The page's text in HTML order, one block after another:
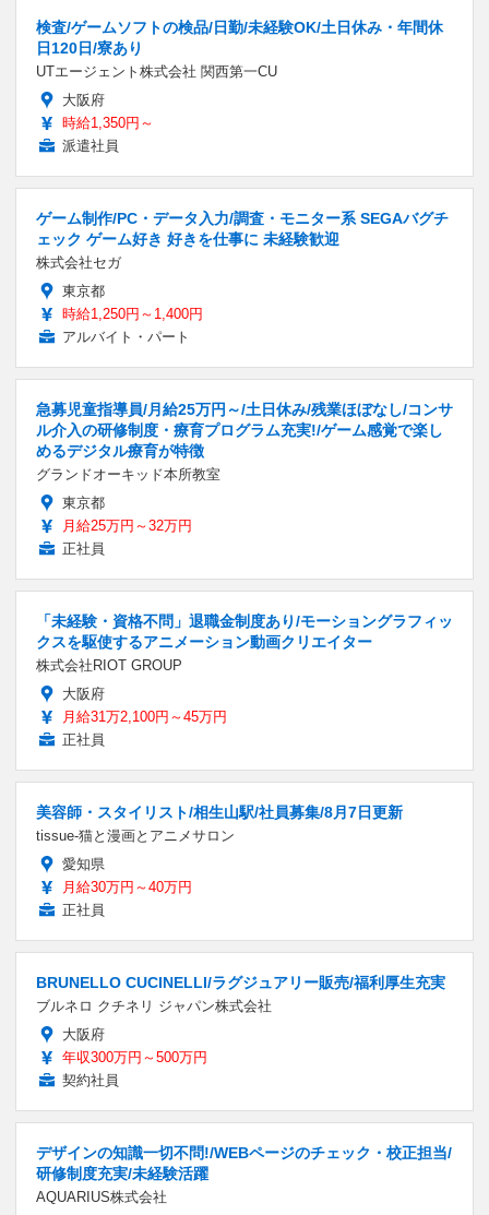
検査/ゲームソフトの検品/日勤/未経験OK/土日休み・年間休
日120日/寮あり
UTエージェント株式会社 関西第一CU
大阪府
時給1,350円～
派遣社員
ゲーム制作/PC・データ入力/調査・モニター系 SEGAバグチ
ェック ゲーム好き 好きを仕事に 未経験歓迎
株式会社セガ
東京都
時給1,250円～1,400円
アルバイト・パート
急募児童指導員/月給25万円～/土日休み/残業ほぼなし/コンサ
ル介入の研修制度・療育プログラム充実!/ゲーム感覚で楽し
めるデジタル療育が特徴
グランドオーキッド本所教室
東京都
月給25万円～32万円
正社員
「未経験・資格不問」退職金制度あり/モーショングラフィッ
クスを駆使するアニメーション動画クリエイター
株式会社RIOT GROUP
大阪府
月給31万2,100円～45万円
正社員
美容師・スタイリスト/相生山駅/社員募集/8月7日更新
tissue-猫と漫画とアニメサロン
愛知県
月給30万円～40万円
正社員
BRUNELLO CUCINELLI/ラグジュアリー販売/福利厚生充実
ブルネロ クチネリ ジャパン株式会社
大阪府
年収300万円～500万円
契約社員
デザインの知識一切不問!/WEBページのチェック・校正担当/
研修制度充実/未経験活躍
AQUARIUS株式会社